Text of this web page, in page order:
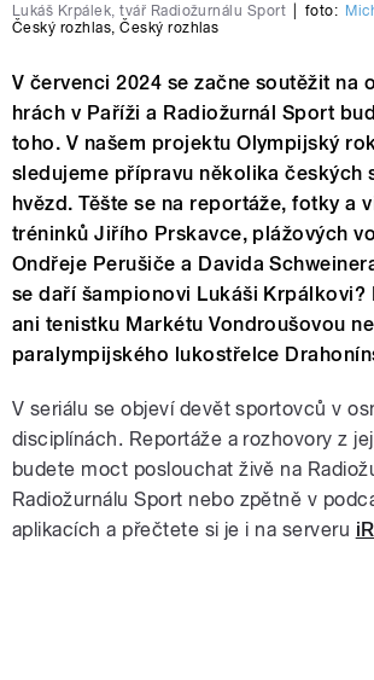
Lukáš Krpálek, tvář Radiožurnálu Sport foto:
Český rozhlas,Český rozhlas
V červenci 2024 se začne soutěžit na
hrách v Paříži a Radiožurnál Sport
toho. V našem projektu Olympijský
sledujeme přípravu několika českých
hvězd. Těšte se na reportáže, fotky a
tréninků Jiřího Prskavce, plážových
Ondřeje Perušiče a Davida
se daří šampionovi Lukáši Krpálkovi?
ani tenistku Markétu Vondroušovou
paralympijského lukostřelce
V seriálu se objeví devět sportovců v
disciplínách. Reportáže a rozhovory z
budete moct poslouchat živě na
Radiožurnálu Sport nebo zpětně v
aplikacích a přečtete si je i na serveru